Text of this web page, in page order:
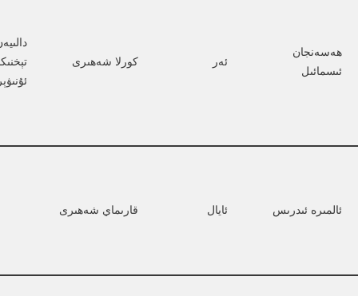
ھەسەنجان
ئىسمائىل
ئەر كورلا شەھىرى
ئالمىرە ئىدرىس ئايال قارىماي شەھىرى